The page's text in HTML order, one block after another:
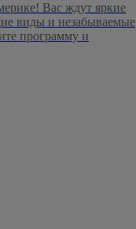
Вас ждут яркие
виды и незабываемые
программу и